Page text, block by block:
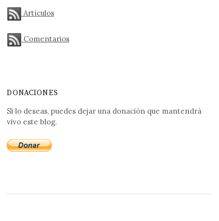
Artículos
Comentarios
DONACIONES
Si lo deseas, puedes dejar una donación que mantendrá
vivo este blog.